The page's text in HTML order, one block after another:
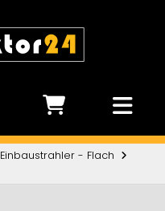
Einbaustrahler - Flach